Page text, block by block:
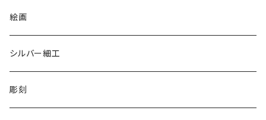
リバーシブル エコバッグ
絵画
シルバー細工
彫刻